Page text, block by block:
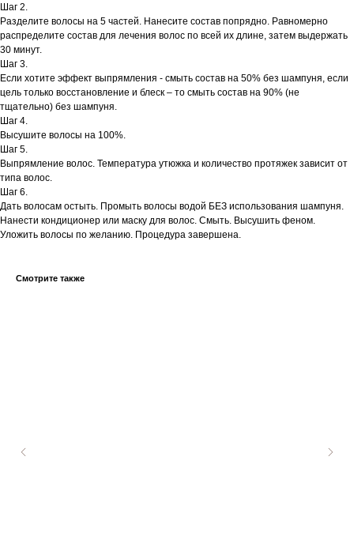
Шаг 2.
Разделите волосы на 5 частей. Нанесите состав попрядно. Равномерно
распределите состав для лечения волос по всей их длине, затем выдержать
30 минут.
Шаг 3.
Если хотите эффект выпрямления - смыть состав на 50% без шампуня, если
цель только восстановление и блеск – то смыть состав на 90% (не
тщательно) без шампуня.
Шаг 4.
Высушите волосы на 100%.
Шаг 5.
Выпрямление волос. Температура утюжка и количество протяжек зависит от
типа волос.
Шаг 6.
Дать волосам остыть. Промыть волосы водой БЕЗ использования шампуня.
Нанести кондиционер или маску для волос. Смыть. Высушить феном.
Уложить волосы по желанию. Процедура завершена.
Смотрите также